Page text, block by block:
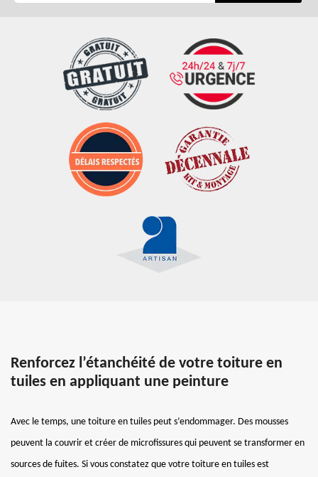
Renforcez l’étanchéité de votre toiture en
tuiles en appliquant une peinture
Avec le temps, une toiture en tuiles peut s’endommager. Des mousses
peuvent la couvrir et créer de microfissures qui peuvent se transformer en
sources de fuites. Si vous constatez que votre toiture en tuiles est